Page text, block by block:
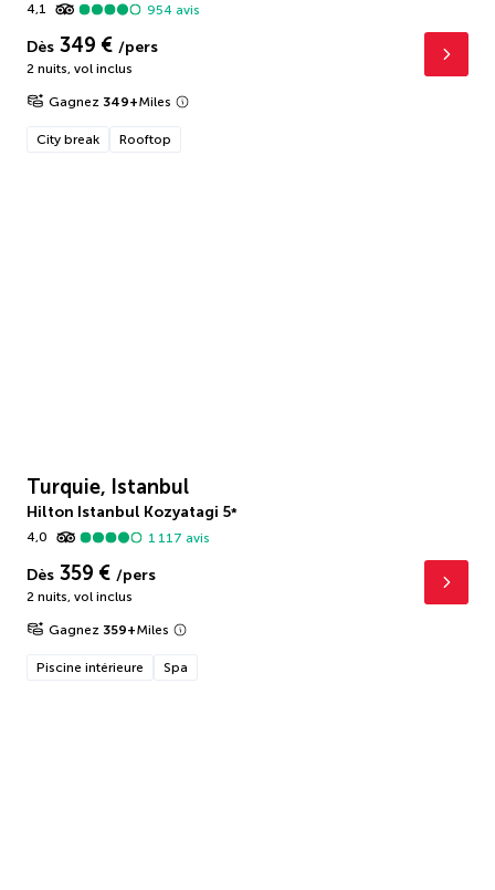
4,1
954 avis
Dès 349 € /pers
2 nuits, vol inclus
Gagnez 349+Miles
City break Rooftop
Turquie, Istanbul
Hilton Istanbul Kozyatagi 5*
4,0
1 117 avis
Dès 359 € /pers
2 nuits, vol inclus
Gagnez 359+Miles
Piscine intérieure Spa